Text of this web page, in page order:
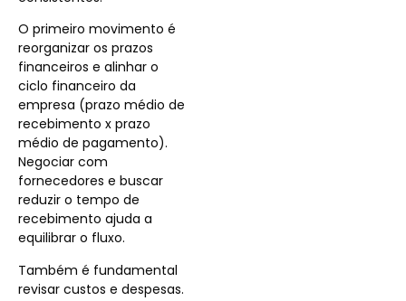
O primeiro movimento é
reorganizar os prazos
financeiros e alinhar o
ciclo financeiro da
empresa (prazo médio de
recebimento x prazo
médio de pagamento).
Negociar com
fornecedores e buscar
reduzir o tempo de
recebimento ajuda a
equilibrar o fluxo.
Também é fundamental
revisar custos e despesas.